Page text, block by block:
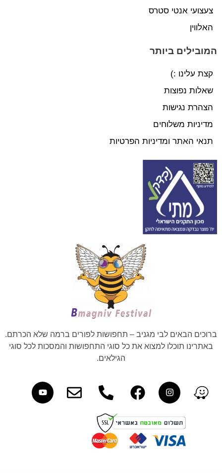
צעצועי אנטי סטרס
האלווין
המובילים ביותר
קצת עלינו :)
שאלות נפוצות
הצהרת נגישות
מדיניות משלוחים
תנאי האתר ומדיניות הפרטיות
ברוכים הבאים לבי מגניב – תחפושות לפורים ברמה שלא הכרתם.
באתרינו תוכלו למצוא את כל סוגי התחפושות והמסכות לכל סוגי
הגילאים.